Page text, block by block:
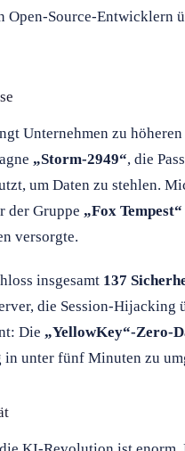
Open-Source-Entwicklern
Unternehmen zu
„Storm-2949“, die
um Daten zu stehlen.
der Gruppe „Fox Tempest“
versorgte.
insgesamt 137
die Session-Hijacking
Die „YellowKey“-Zero-
unter fünf Minuten zu